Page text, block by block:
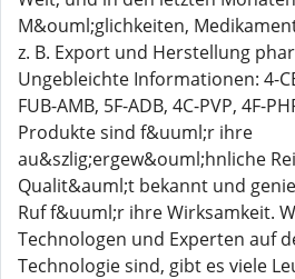
M&ouml;glichkeiten,
z. B. Export und Herstellung
Ungebleichte Informationen: 4-
FUB-AMB, 5F-ADB, 4C-PVP, 4F-
Produkte sind f&uuml;r ihre
au&szlig;ergew&ouml;hnliche
Qualit&auml;t bekannt und
Ruf f&uuml;r ihre Wirksamkeit.
Technologen und Experten auf
Technologie sind, gibt es viele